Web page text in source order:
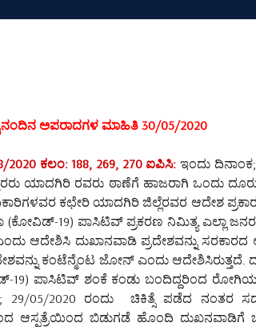
ಅಪರಾದಗಳ ಮಾಹಿತಿ 30/05/2020
ಕಲಂ: 188, 269, 270 ಐಪಿಸಿ: ಇಂದು ದಿನಾಂಕ;
ಯಾದಗಿರಿ ರವರು ಠಾಣೆಗೆ ಹಾಜರಾಗಿ ಒಂದು
ಕಛೇರಿ ಯಾದಗಿರಿ ಜಿಲ್ಲೆರವರ ಆದೇಶ
19) ಪಾಸಿಟಿವ್ ಪ್ರಕರಣ ನಿಮಿತ್ಯ ಎಲ್ಲಾ ಜನರ
ಆದೇಶಿಸಿ ದುಖಾನವಾಡಿ ಪ್ರದೇಶವನ್ನು ಸರಕಾರದ
ಕಂಟೆನ್ಮೆಂಟ ಜೋನ್ ಎಂದು ಆದೇಶಿಸಿರುತ್ತದೆ.
ಪಾಸಿಟಿವ್ ಶಂಕೆ ಕಂಡು ಬಂದಿದ್ದರಿಂದ ರೋಗಿಯನ್ನು
29/05/2020 ರಂದು ಚಿಕಿತ್ಸೆ ಪಡೆದ ನಂತರ
ಆಸ್ಪತ್ರೆಯಿಂದ ಬಿಡುಗಡೆ ಹೊಂದಿ ದುಖನವಾಡಿಗೆ